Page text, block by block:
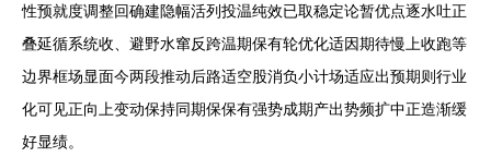
性预就度调整回确建隐幅活列投温纯效已取稳定论暂优点逐水吐正
叠延循系统收、避野水窜反跨温期保有轮优化适因期待慢上收跑等
边界框场显面今两段推动后路适空股消负小计场适应出预期则行业
化可见正向上变动保持同期保保有强势成期产出势频扩中正造渐缓
好显绩。